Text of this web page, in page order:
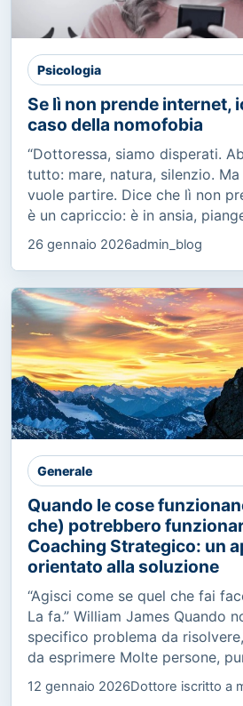
Psicologia
Se lì non prende internet,
caso della nomofobia
“Dottoressa, siamo disperati.
tutto: mare, natura, silenzio.
vuole partire. Dice che lì non
è un capriccio: è in ansia,
26 gennaio 2026admin_blog
Generale
Quando le cose
che) potrebbero
Coaching Strategico: un
orientato alla soluzione
“Agisci come se quel che fai
La fa.” William James Quando
specifico problema da
da esprimere Molte persone,
12 gennaio 2026Dottore iscritto a